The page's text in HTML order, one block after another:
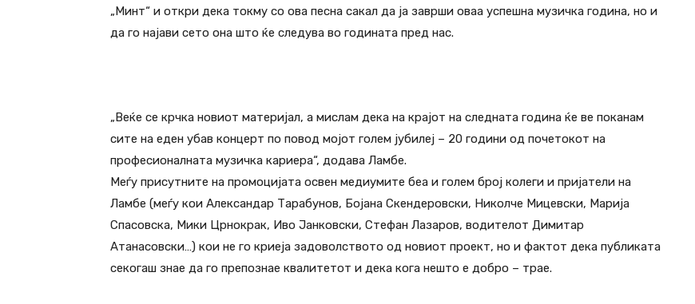
„Минт“ и откри дека токму со ова песна сакал да ја заврши оваа успешна музичка година, но и
да го најави сето она што ќе следува во годината пред нас.
„Веќе се крчка новиот материјал, а мислам дека на крајот на следната година ќе ве поканам
сите на еден убав концерт по повод мојот голем јубилеј – 20 години од почетокот на
професионалната музичка кариера“, додава Ламбе.
Меѓу присутните на промоцијата освен медиумите беа и голем број колеги и пријатели на
Ламбе (меѓу кои Александар Тарабунов, Бојана Скендеровски, Николче Мицевски, Марија
Спасовска, Мики Црнокрак, Иво Јанковски, Стефан Лазаров, водителот Димитар
Атанасовски…) кои не го криеја задоволството од новиот проект, но и фактот дека публиката
секогаш знае да го препознае квалитетот и дека кога нешто е добро – трае.